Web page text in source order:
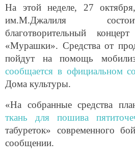
На этой неделе, 27
им.М.Джалиля
благотворительный
«Мурашки». Средства от
пойдут на помощь
сообщается в официальном
Дома культуры.
«На собранные средства
ткань для пошива
табуреток» современного
сообщении.